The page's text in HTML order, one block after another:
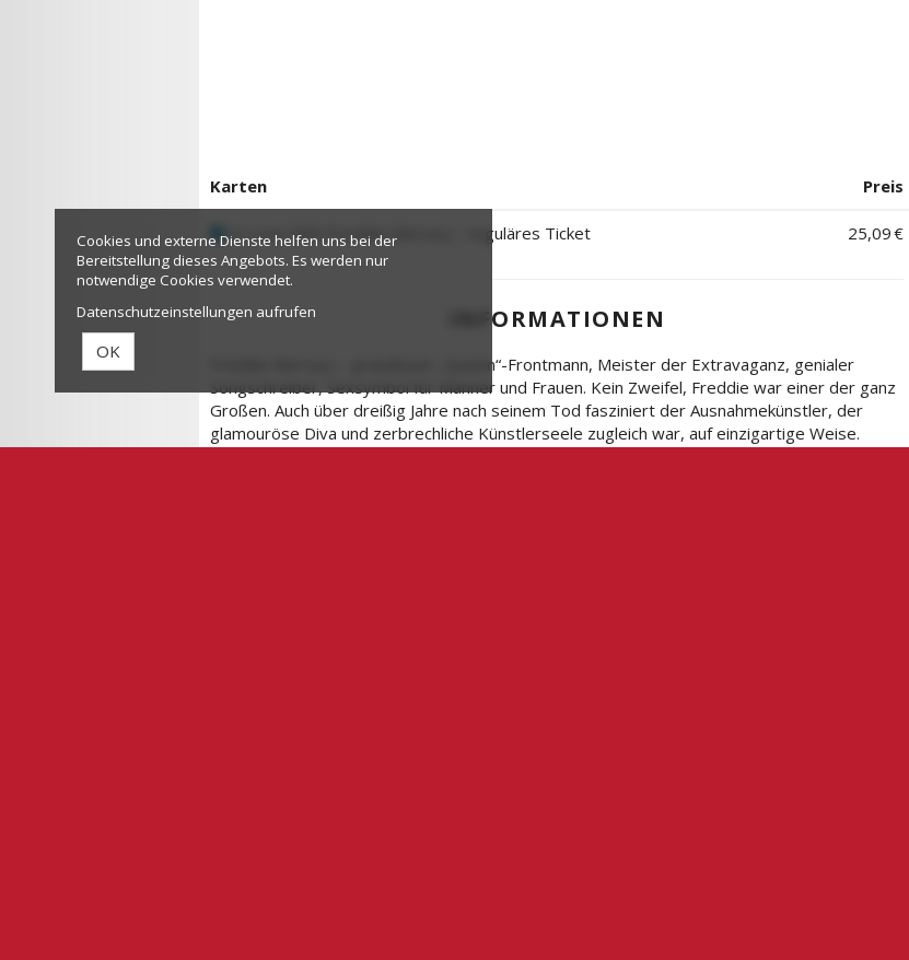
Karten Preis
In Love With Freddie Mercury - reguläres Ticket 25,09 €
INFORMATIONEN
Freddie Mercury – grandioser „Queen“-Frontmann, Meister der Extravaganz, genialer
Songschreiber, Sexsymbol für Männer und Frauen. Kein Zweifel, Freddie war einer der ganz
Großen. Auch über dreißig Jahre nach seinem Tod fasziniert der Ausnahmekünstler, der
glamouröse Diva und zerbrechliche Künstlerseele zugleich war, auf einzigartige Weise.
Cookies und externe Dienste helfen uns bei der
Bereitstellung dieses Angebots. Es werden nur
notwendige Cookies verwendet.
Datenschutzeinstellungen aufrufen
OK